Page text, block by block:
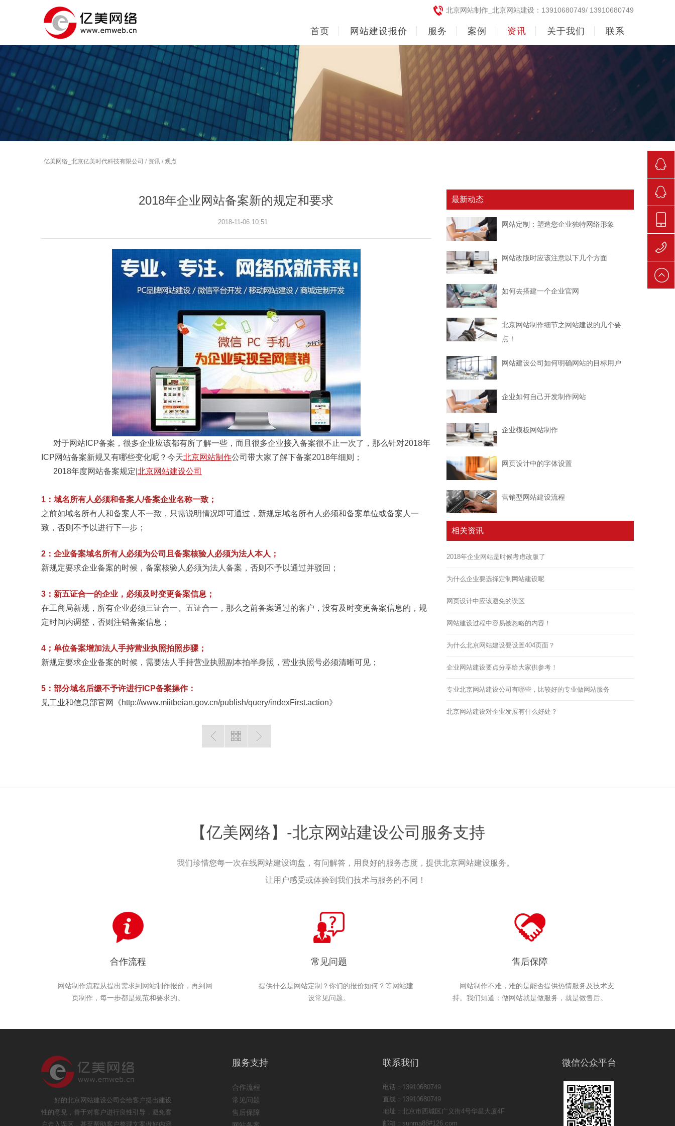
北京网站制作_北京网站建设：13910680749/ 13910680749
首页 网站建设报价 服务 案例 资讯 关于我们 联系
亿美网络_北京亿美时代科技有限公司 / 资讯 / 观点
2018年企业网站备案新的规定和要求
2018-11-06 10:51
对于网站ICP备案，很多企业应该都有所了解一些，而且很多企业接入备案很不止一次了，那么针对2018年
ICP网站备案新规又有哪些变化呢？今天北京网站制作公司带大家了解下备案2018年细则；
2018年度网站备案规定| 北京网站建设公司
1：域名所有人必须和备案人/备案企业名称一致；
之前如域名所有人和备案人不一致，只需说明情况即可通过，新规定域名所有人必须和备案单位或备案人一
致，否则不予以进行下一步；
2：企业备案域名所有人必须为公司且备案核验人必须为法人本人；
新规定要求企业备案的时候，备案核验人必须为法人备案，否则不予以通过并驳回；
3：新五证合一的企业，必须及时变更备案信息；
在工商局新规，所有企业必须三证合一、五证合一，那么之前备案通过的客户，没有及时变更备案信息的，规
定时间内调整，否则注销备案信息；
4；单位备案增加法人手持营业执照拍照步骤；
新规定要求企业备案的时候，需要法人手持营业执照副本拍半身照，营业执照号必须清晰可见；
5：部分域名后缀不予许进行ICP备案操作：
见工业和信息部官网《http://www.miitbeian.gov.cn/publish/query/indexFirst.action》
最新动态
网站定制：塑造您企业独特网络形象
网站改版时应该注意以下几个方面
如何去搭建一个企业官网
北京网站制作细节之网站建设的几个要
点！
网站建设公司如何明确网站的目标用户
企业如何自己开发制作网站
企业模板网站制作
网页设计中的字体设置
营销型网站建设流程
相关资讯
2018年企业网站是时候考虑改版了
为什么企业要选择定制网站建设呢
网页设计中应该避免的误区
网站建设过程中容易被忽略的内容！
为什么北京网站建设要设置404页面？
企业网站建设要点分享给大家供参考！
专业北京网站建设公司有哪些，比较好的专业做网站服务
北京网站建设对企业发展有什么好处？
【亿美网络】-北京网站建设公司服务支持
我们珍惜您每一次在线网站建设询盘，有问解答，用良好的服务态度，提供北京网站建设服务。
让用户感受或体验到我们技术与服务的不同！
合作流程
网站制作流程从提出需求到网站制作报价，再到网
页制作，每一步都是规范和要求的。
常见问题
提供什么是网站定制？你们的报价如何？等网站建
设常见问题。
售后保障
网站制作不难，难的是能否提供热情服务及技术支
持。我们知道：做网站就是做服务，就是做售后。
好的北京网站建设公司会给客户提出建设
性的意见，善于对客户进行良性引导，避免客
户走入误区，甚至帮助客户整理文案做好内容
服务支持
合作流程
常见问题
售后保障
联系我们
电话：13910680749
直线：13910680749
地址：北京市西城区广义街4号华星大厦4F
邮箱：sunma88#126.com
微信公众平台